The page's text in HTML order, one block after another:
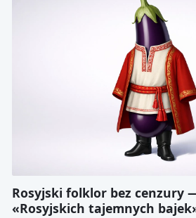
Rosyjski folklor bez cenzury
«Rosyjskich tajemnych